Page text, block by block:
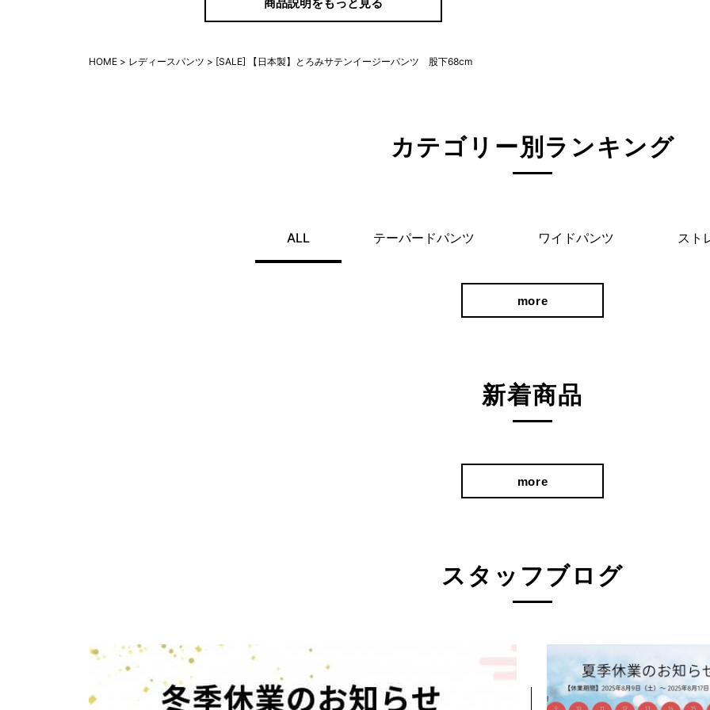
ゆるっとしたシルエットで、大人のリラクシースタイルが叶います。
着丈の長いトップスやワンピースのレイヤードとも好相性なので、重宝する
HOME レディースパンツ [SALE] 【日本製】とろみサテンイージーパンツ 股下68cm
カテゴリー別ランキング
ALL テーパードパンツ ワイドパンツ スト
more
新着商品
more
スタッフブログ